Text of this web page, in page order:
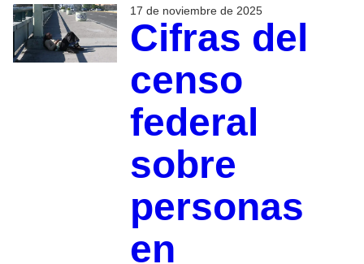
17 de noviembre de 2025
Cifras del
censo
federal
sobre
personas
en